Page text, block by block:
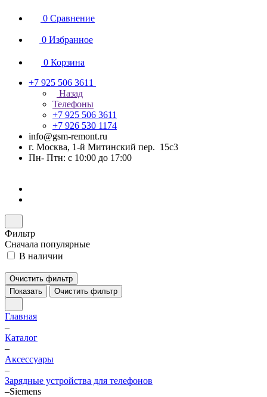
0 Сравнение
0 Избранное
0 Корзина
+7 925 506 3611
Назад
Телефоны
+7 925 506 3611
+7 926 530 1174
info@gsm-remont.ru
г. Москва, 1-й Митинский пер. 15с3
Пн- Птн: с 10:00 до 17:00
Фильтр
Сначала популярные
В наличии
Очистить фильтр
Показать
Очистить фильтр
Главная
–
Каталог
–
Аксессуары
–
Зарядные устройства для телефонов
–Siemens